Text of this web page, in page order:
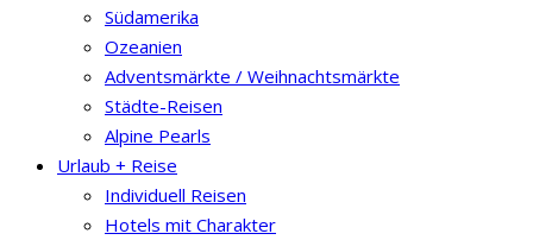
Südamerika
Ozeanien
Adventsmärkte / Weihnachtsmärkte
Städte-Reisen
Alpine Pearls
Urlaub + Reise
Individuell Reisen
Hotels mit Charakter